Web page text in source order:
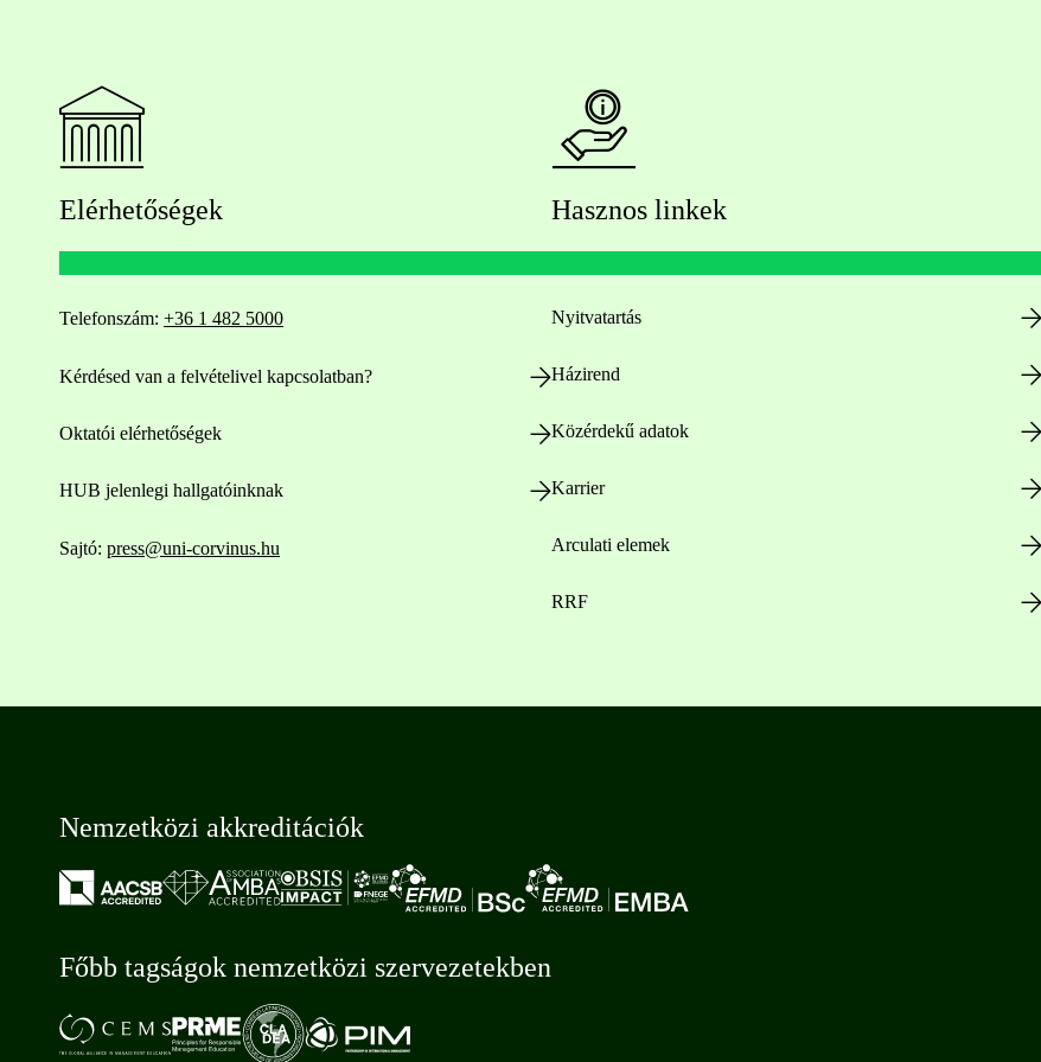
Elérhetőségek
Telefonszám: +36 1 482 5000
Kérdésed van a felvételivel kapcsolatban?
Oktatói elérhetőségek
HUB jelenlegi hallgatóinknak
Sajtó: press@uni-corvinus.hu
Hasznos linkek
Nyitvatartás
Házirend
Közérdekű adatok
Karrier
Arculati elemek
RRF
Nemzetközi akkreditációk
Főbb tagságok nemzetközi szervezetekben